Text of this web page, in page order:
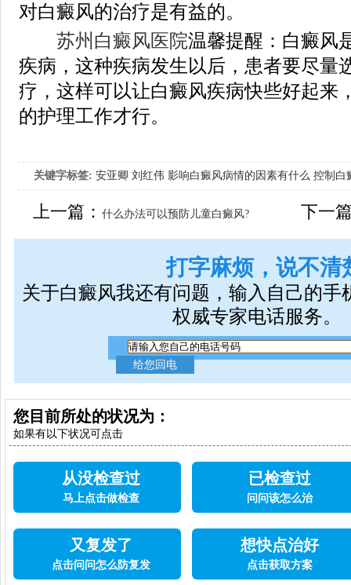
对白癜风的治疗是有益的。
苏州白癜风医院温馨提醒：白癜风
疾病，这种疾病发生以后，患者要尽量
疗，这样可以让白癜风疾病快些好起来
的护理工作才行。
关键字标签: 安亚卿 刘红伟 影响白癜风病情的因素有什么 控制白
女生应该如何治疗呢
上一篇：什么办法可以预防儿童白癜风? 下一
打字麻烦，说不清
关于白癜风我还有问题，输入自己的手
权威专家电话服务。
您目前所处的状况为：
如果有以下状况可点击
从没检查过
马上点击做检查
已检查过
问问该怎么治
又复发了
点击问问怎么防复发
想快点治好
点击获取方案